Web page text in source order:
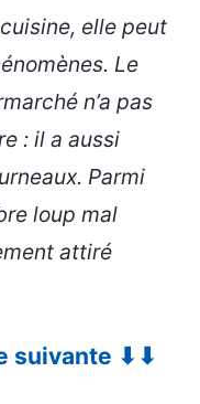
elle peut
Le
n’a pas
: il a aussi
Parmi
loup mal
attiré
suivante ⬇⬇